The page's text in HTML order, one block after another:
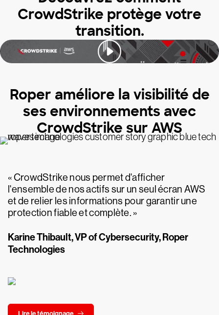
CrowdStrike protège votre
transition.
Roper améliore la visibilité de
ses environnements avec
CrowdStrike sur AWS
« CrowdStrike nous permet d'afficher
l'ensemble de nos actifs sur un seul écran AWS
et de relier les informations pour garantir une
protection fiable et complète. »
Karine Thibault, VP of Cybersecurity, Roper
Technologies